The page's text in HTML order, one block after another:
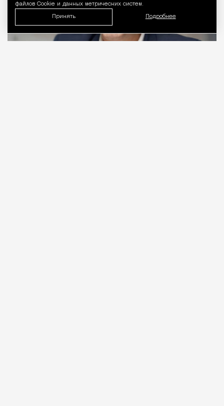
файлов Cookie и данных метрических систем.
Принять Подробнее